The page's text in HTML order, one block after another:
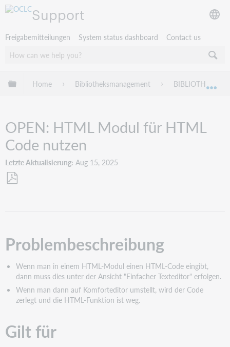
Support
Freigabemitteilungen System status dashboard Contact us
Globale Hierarchie expandieren/verbergen
Home Bibliotheksmanagement BIBLIOTHECA
OPEN: HTML Modul für HTML
Code nutzen
Letzte Aktualisierung Aug 15, 2025
Problembeschreibung
Wenn man in einem HTML-Modul einen HTML-Code eingibt,
dann muss dies unter der Ansicht "Einfacher Texteditor" erfolgen.
Wenn man dann auf Komforteditor umstellt, wird der Code
zerlegt und die HTML-Funktion ist weg.
Gilt für